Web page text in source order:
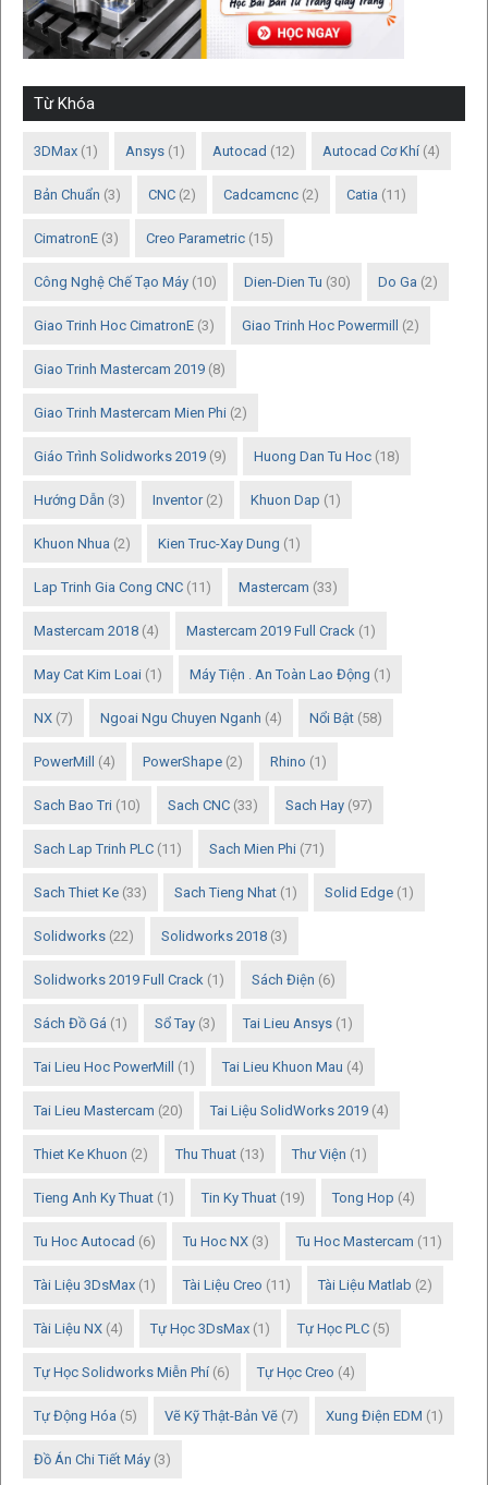
Từ Khóa
3DMax (1) Ansys (1) Autocad (12) Autocad Cơ Khí (4)
Bản Chuẩn (3) CNC (2) Cadcamcnc (2) Catia (11)
CimatronE (3) Creo Parametric (15)
Công Nghệ Chế Tạo Máy (10) Dien-Dien Tu (30) Do Ga (2)
Giao Trinh Hoc CimatronE (3) Giao Trinh Hoc Powermill (2)
Giao Trinh Mastercam 2019 (8)
Giao Trinh Mastercam Mien Phi (2)
Giáo Trình Solidworks 2019 (9) Huong Dan Tu Hoc (18)
Hướng Dẫn (3) Inventor (2) Khuon Dap (1)
Khuon Nhua (2) Kien Truc-Xay Dung (1)
Lap Trinh Gia Cong CNC (11) Mastercam (33)
Mastercam 2018 (4) Mastercam 2019 Full Crack (1)
May Cat Kim Loai (1) Máy Tiện . An Toàn Lao Động (1)
NX (7) Ngoai Ngu Chuyen Nganh (4) Nổi Bật (58)
PowerMill (4) PowerShape (2) Rhino (1)
Sach Bao Tri (10) Sach CNC (33) Sach Hay (97)
Sach Lap Trinh PLC (11) Sach Mien Phi (71)
Sach Thiet Ke (33) Sach Tieng Nhat (1) Solid Edge (1)
Solidworks (22) Solidworks 2018 (3)
Solidworks 2019 Full Crack (1) Sách Điện (6)
Sách Đồ Gá (1) Sổ Tay (3) Tai Lieu Ansys (1)
Tai Lieu Hoc PowerMill (1) Tai Lieu Khuon Mau (4)
Tai Lieu Mastercam (20) Tai Liệu SolidWorks 2019 (4)
Thiet Ke Khuon (2) Thu Thuat (13) Thư Viện (1)
Tieng Anh Ky Thuat (1) Tin Ky Thuat (19) Tong Hop (4)
Tu Hoc Autocad (6) Tu Hoc NX (3) Tu Hoc Mastercam (11)
Tài Liệu 3DsMax (1) Tài Liệu Creo (11) Tài Liệu Matlab (2)
Tài Liệu NX (4) Tự Học 3DsMax (1) Tự Học PLC (5)
Tự Học Solidworks Miễn Phí (6) Tự Học Creo (4)
Tự Động Hóa (5) Vẽ Kỹ Thật-Bản Vẽ (7) Xung Điện EDM (1)
Đồ Án Chi Tiết Máy (3)